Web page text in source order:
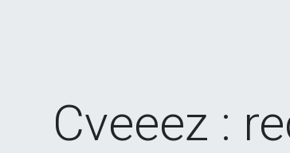
Cveeez :